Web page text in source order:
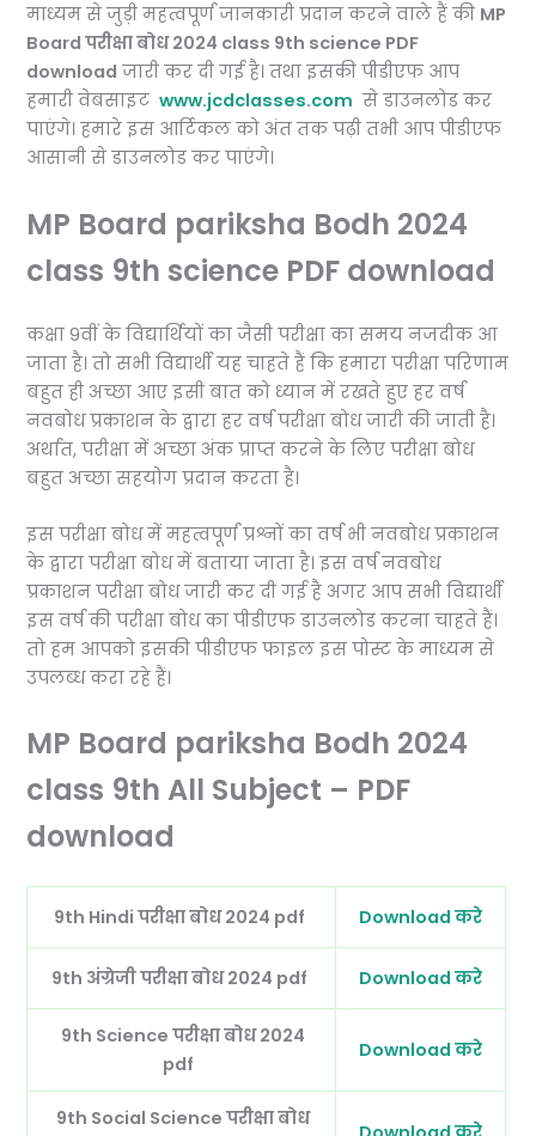
माध्यम से जुड़ी महत्वपूर्ण जानकारी प्रदान करने वाले हैं की MP
Board परीक्षा बोध 2024 class 9th science PDF
download जारी कर दी गई है। तथा इसकी पीडीएफ आप
हमारी वेबसाइटwww.jcdclasses.com से डाउनलोड कर
पाएंगे। हमारे इस आर्टिकल को अंत तक पढ़ी तभी आप पीडीएफ
आसानी से डाउनलोड कर पाएंगे।
MP Board pariksha Bodh 2024
class 9th science PDF download
कक्षा 9वीं के विद्यार्थियों का जैसी परीक्षा का समय नजदीक आ
जाता है। तो सभी विद्यार्थी यह चाहते हैं कि हमारा परीक्षा परिणाम
बहुत ही अच्छा आए इसी बात को ध्यान में रखते हुए हर वर्ष
नवबोध प्रकाशन के द्वारा हर वर्ष परीक्षा बोध जारी की जाती है।
अर्थात, परीक्षा में अच्छा अंक प्राप्त करने के लिए परीक्षा बोध
बहुत अच्छा सहयोग प्रदान करता है।
इस परीक्षा बोध में महत्वपूर्ण प्रश्नों का वर्ष भी नवबोध प्रकाशन
के द्वारा परीक्षा बोध में बताया जाता है। इस वर्ष नवबोध
प्रकाशन परीक्षा बोध जारी कर दी गई है अगर आप सभी विद्यार्थी
इस वर्ष की परीक्षा बोध का पीडीएफ डाउनलोड करना चाहते हैं।
तो हम आपको इसकी पीडीएफ फाइल इस पोस्ट के माध्यम से
उपलब्ध करा रहे हैं।
MP Board pariksha Bodh 2024
class 9th All Subject – PDF
download
9th Hindi परीक्षा बोध 2024 pdf Download करे
9th अंग्रेजी परीक्षा बोध 2024 pdf Download करे
9th Science परीक्षा बोध 2024
pdf
Download करे
9th Social Science परीक्षा बोध